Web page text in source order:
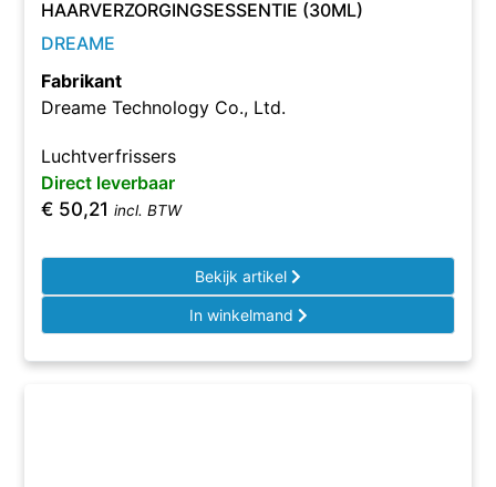
HAARVERZORGINGSESSENTIE (30ML)
DREAME
Fabrikant
Dreame Technology Co., Ltd.
Luchtverfrissers
Direct leverbaar
€ 50,21 incl. BTW
Bekijk artikel
In winkelmand